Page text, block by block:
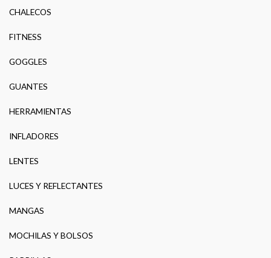
CHALECOS
FITNESS
GOGGLES
GUANTES
HERRAMIENTAS
INFLADORES
LENTES
LUCES Y REFLECTANTES
MANGAS
MOCHILAS Y BOLSOS